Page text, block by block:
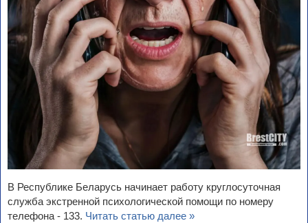
В Республике Беларусь начинает работу круглосуточная
служба экстренной психологической помощи по номеру
телефона - 133. Читать статью далее »